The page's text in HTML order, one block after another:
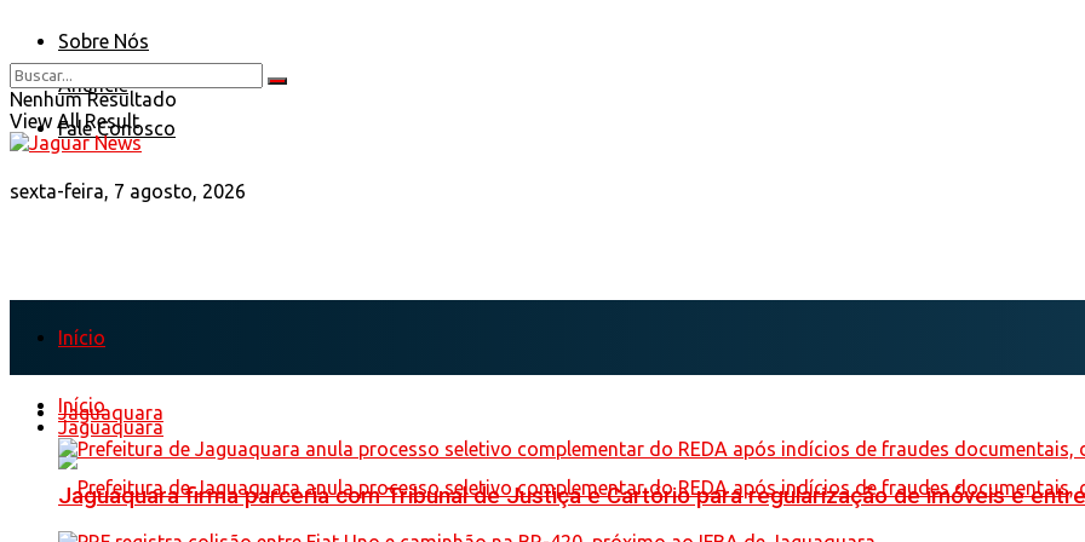
Sobre Nós
Anuncie
Fale Conosco
sexta-feira, 7 agosto, 2026
Nenhum Resultado
View All Result
Início
Jaguaquara
Início
Jaguaquara
Jaguaquara firma parceria com Tribunal de Justiça e Cartório para regularização de imóveis e